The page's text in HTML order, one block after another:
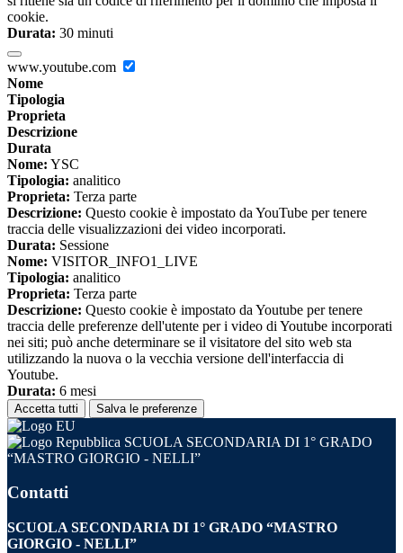
cookie.
Durata: 30 minuti
www.youtube.com
Nome
Tipologia
Proprieta
Descrizione
Durata
Nome: YSC
Tipologia: analitico
Proprieta: Terza parte
Descrizione: Questo cookie è impostato da YouTube per tenere
traccia delle visualizzazioni dei video incorporati.
Durata: Sessione
Nome: VISITOR_INFO1_LIVE
Tipologia: analitico
Proprieta: Terza parte
Descrizione: Questo cookie è impostato da Youtube per tenere
traccia delle preferenze dell'utente per i video di Youtube incorporati
nei siti; può anche determinare se il visitatore del sito web sta
utilizzando la nuova o la vecchia versione dell'interfaccia di
Youtube.
Durata: 6 mesi
Accetta tutti Salva le preferenze
SCUOLA SECONDARIA DI 1° GRADO
“MASTRO GIORGIO - NELLI”
Contatti
SCUOLA SECONDARIA DI 1° GRADO “MASTRO
GIORGIO - NELLI”